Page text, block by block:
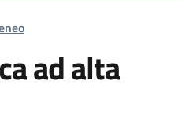
ad alta